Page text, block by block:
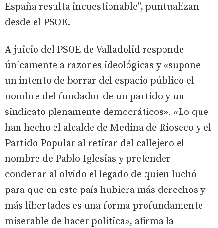
España resulta incuestionable", puntualizan
desde el PSOE.
A juicio del PSOE de Valladolid responde
únicamente a razones ideológicas y «supone
un intento de borrar del espacio público el
nombre del fundador de un partido y un
sindicato plenamente democráticos». «Lo que
han hecho el alcalde de Medina de Rioseco y el
Partido Popular al retirar del callejero el
nombre de Pablo Iglesias y pretender
condenar al olvido el legado de quien luchó
para que en este país hubiera más derechos y
más libertades es una forma profundamente
miserable de hacer política», afirma la